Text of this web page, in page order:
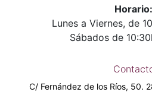
Horario:
Lunes a Viernes, de
Sábados de
C/ Fernández de los Ríos, 50.